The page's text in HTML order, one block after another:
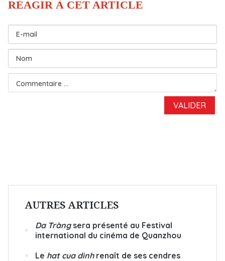
AUTRES ARTICLES
Da Tràngsera présenté au Festival
international du cinéma de Quanzhou
Le hat cua dinhrenaît de ses cendres